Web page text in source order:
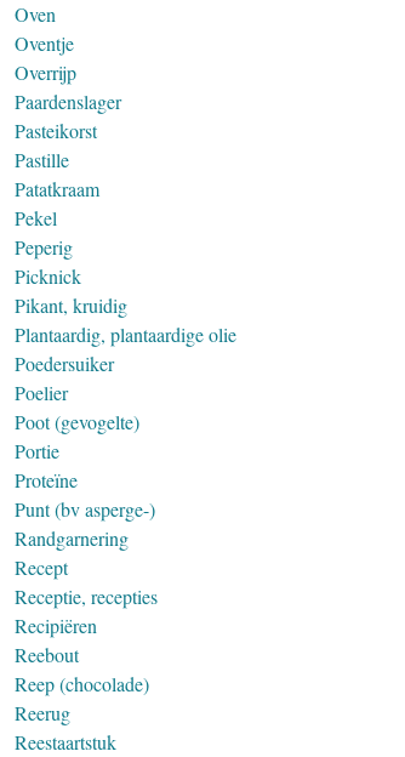
Oven
Oventje
Overrijp
Paardenslager
Pasteikorst
Pastille
Patatkraam
Pekel
Peperig
Picknick
Pikant, kruidig
Plantaardig, plantaardige olie
Poedersuiker
Poelier
Poot (gevogelte)
Portie
Proteïne
Punt (bv asperge-)
Randgarnering
Recept
Receptie, recepties
Recipiëren
Reebout
Reep (chocolade)
Reerug
Reestaartstuk